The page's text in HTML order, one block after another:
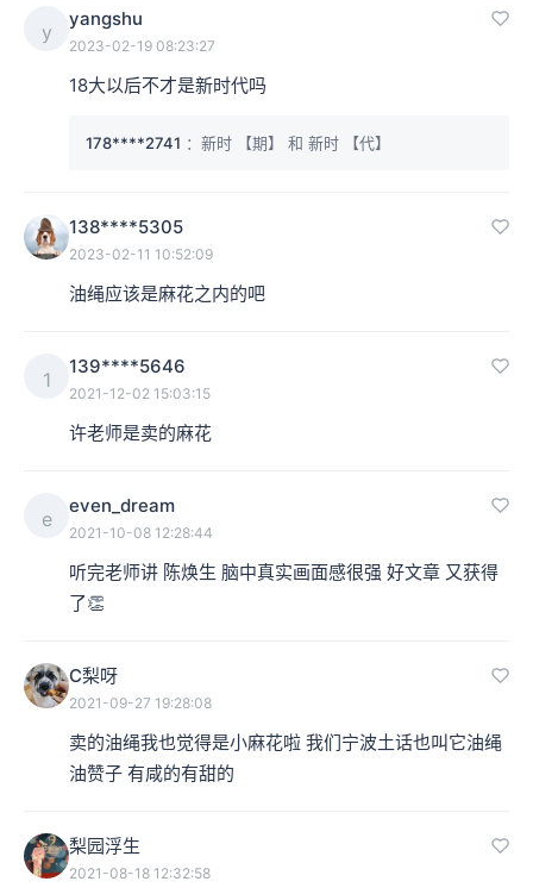
y
yangshu
2023-02-19 08:23:27
18大以后不才是新时代吗
178****2741 ：新时 【期】 和 新时 【代】
138****5305
2023-02-11 10:52:09
油绳应该是麻花之内的吧
1
139****5646
2021-12-02 15:03:15
许老师是卖的麻花
e
even_dream
2021-10-08 12:28:44
听完老师讲 陈焕生 脑中真实画面感很强 好文章 又获得
了👏
C梨呀
2021-09-27 19:28:08
卖的油绳我也觉得是小麻花啦 我们宁波土话也叫它油绳
油赞子 有咸的有甜的
梨园浮生
2021-08-18 12:32:58